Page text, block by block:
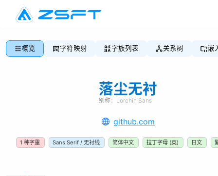
概览 字符映射 字族列表 关系树 嵌
落尘无衬
别称： Lorchin Sans
github.com
1 种字重 Sans Serif / 无衬线 简体中文 拉丁字母 (英) 日文